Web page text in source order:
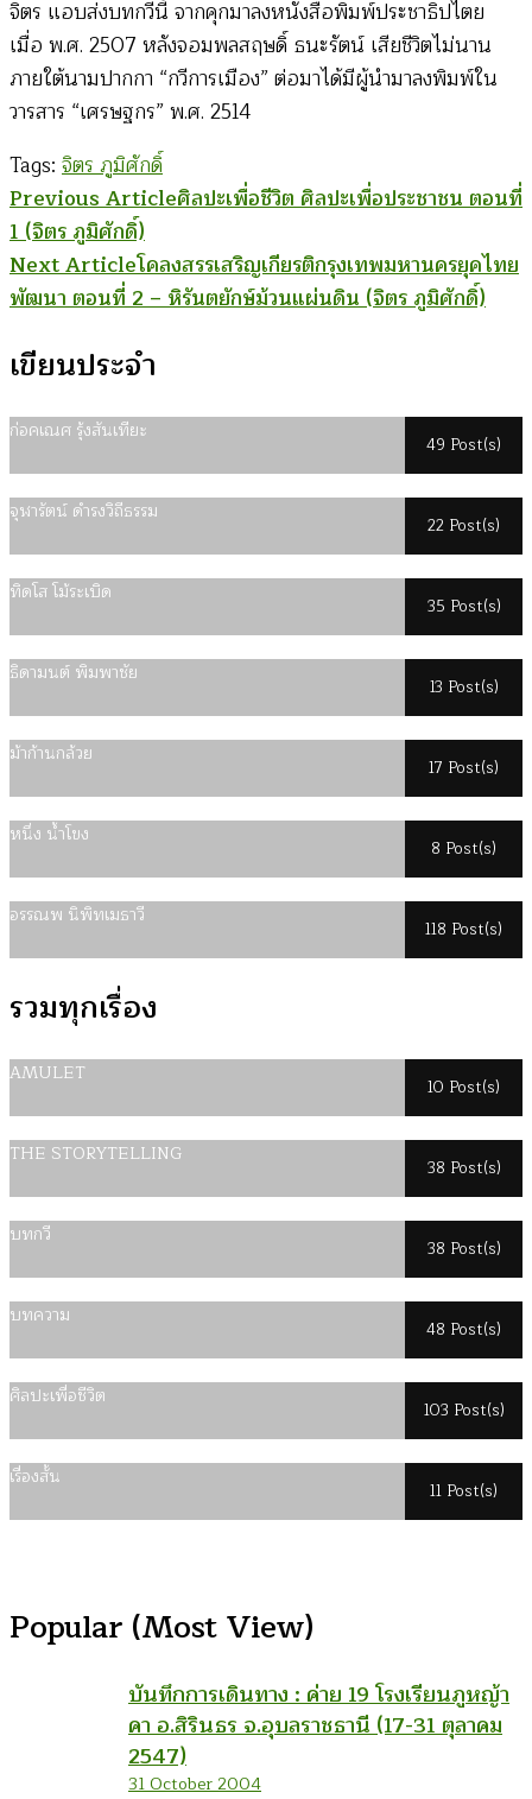
จิตร แอบส่งบทกวีนี้ จากคุกมาลงหนังสือพิมพ์ประชาธิปไตย
เมื่อ พ.ศ. 2507 หลังจอมพลสฤษดิ์ ธนะรัตน์ เสียชีวิตไม่นาน
ภายใต้นามปากกา “กวีการเมือง” ต่อมาได้มีผู้นำมาลงพิมพ์ใน
วารสาร “เศรษฐกร” พ.ศ. 2514
Tags: จิตร ภูมิศักดิ์
Post
Navigation
Previous Articleศิลปะเพื่อชีวิต ศิลปะเพื่อประชาชน ตอนที่
1 (จิตร ภูมิศักดิ์)
Next Articleโคลงสรรเสริญเกียรติกรุงเทพมหานครยุคไทย
พัฒนา ตอนที่ 2 – หิรันตยักษ์ม้วนแผ่นดิน (จิตร ภูมิศักดิ์)
เขียนประจำ
ก่อคเณศ รุ้งสันเทียะ
49 Post(s)
จุฬารัตน์ ดำรงวิถีธรรม
22 Post(s)
ทิดโส โม้ระเบิด
35 Post(s)
ธิดามนต์ พิมพาชัย
13 Post(s)
ม้าก้านกล้วย
17 Post(s)
หนึ่ง น้ำโขง
8 Post(s)
อรรณพ นิพิทเมธาวี
118 Post(s)
รวมทุกเรื่อง
AMULET
10 Post(s)
THE STORYTELLING
38 Post(s)
บทกวี
38 Post(s)
บทความ
48 Post(s)
ศิลปะเพื่อชีวิต
103 Post(s)
เรื่องสั้น
11 Post(s)
Popular (Most View)
บันทึกการเดินทาง : ค่าย 19 โรงเรียนภูหญ้า
คา อ.สิรินธร จ.อุบลราชธานี (17-31 ตุลาคม
2547)
31 October 2004